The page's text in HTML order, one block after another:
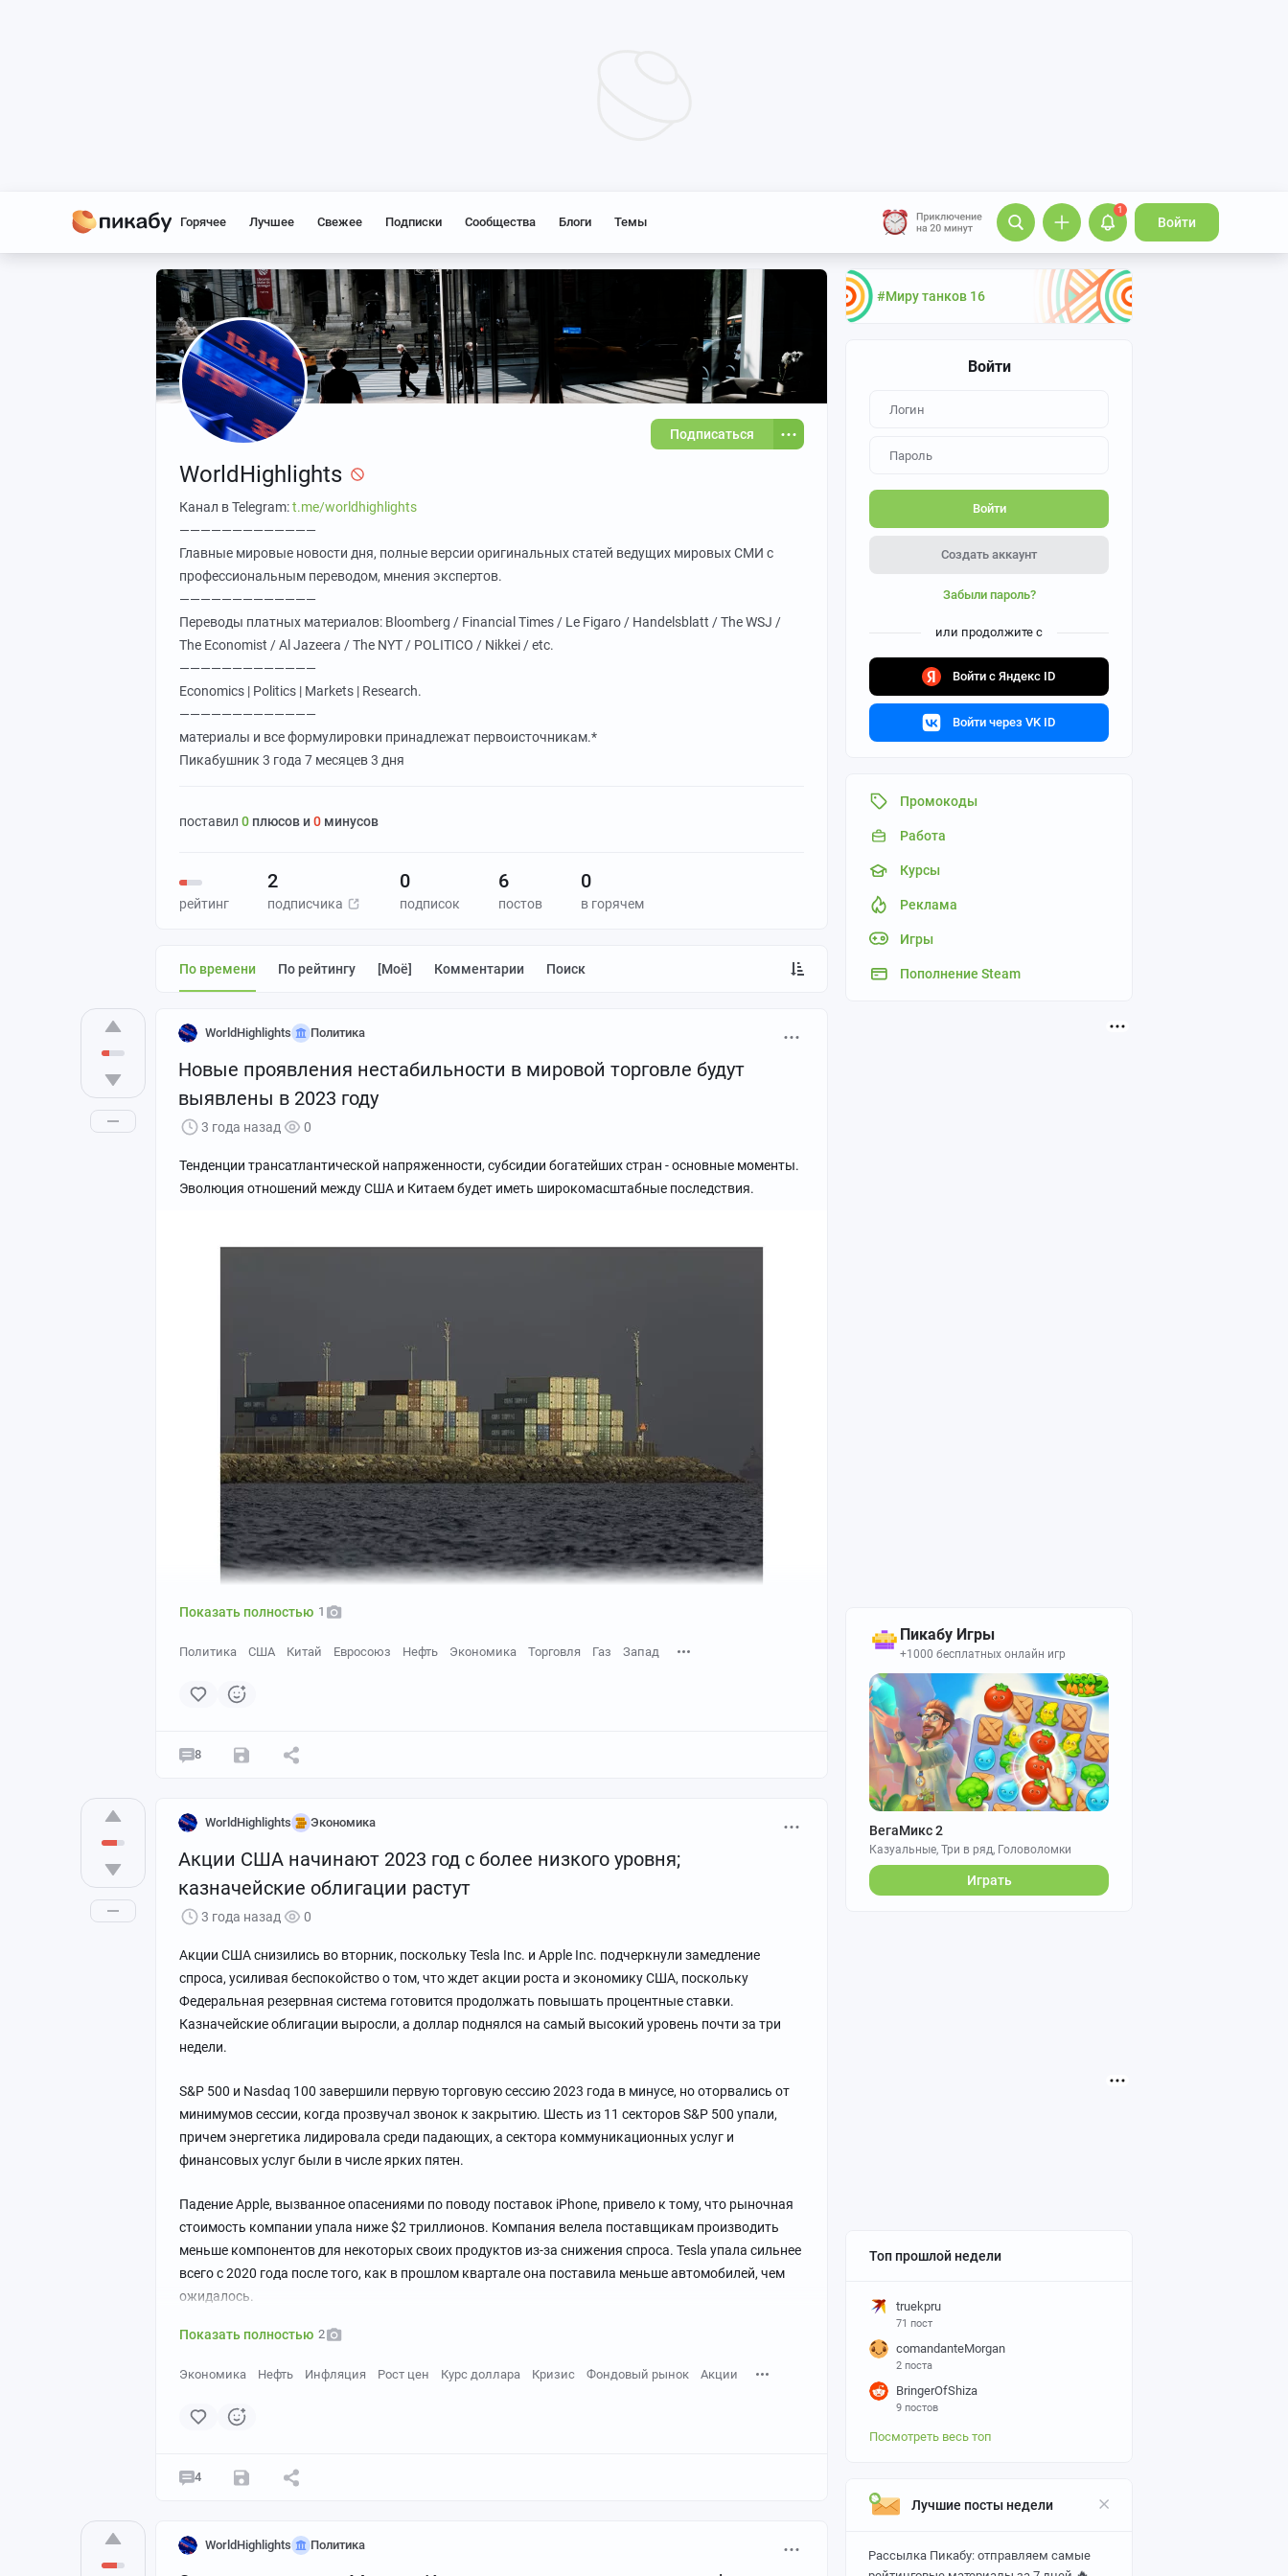
Горячее Лучшее Свежее Подписки Сообщества Блоги Темы
1
Войти
#Миру танков 16
Войти
Войти
Создать аккаунт
Забыли пароль?
или продолжите с
Войти с Яндекс ID
Войти через VK ID
Промокоды
Работа
Курсы
Реклама
Игры
Пополнение Steam
Пикабу Игры
+1000 бесплатных онлайн игр
ВегаМикс 2
Казуальные, Три в ряд, Головоломки
Играть
Топ прошлой недели
truekpru
71 пост
comandanteMorgan
2 поста
BringerOfShiza
9 постов
Посмотреть весь топ
Лучшие посты недели
Рассылка Пикабу: отправляем самые
WorldHighlights
Подписаться
Канал в Telegram:t.me/worldhighlights
—————————————
Главные мировые новости дня, полные версии оригинальных статей ведущих мировых СМИ с
профессиональным переводом, мнения экспертов.
—————————————
Переводы платных материалов: Bloomberg / Financial Times / Le Figaro / Handelsblatt / The WSJ /
The Economist / Al Jazeera / The NYT / POLITICO / Nikkei / etc.
—————————————
Economics | Politics | Markets | Research.
—————————————
материалы и все формулировки принадлежат первоисточникам.*
Пикабушник 3 года 7 месяцев 3 дня
поставил 0 плюсов и0 минусов
рейтинг
2
подписчика
0
подписок
6
постов
0
в горячем
По времени По рейтингу [моё] Комментарии Поиск
WorldHighlights Политика
Новые проявления нестабильности в мировой торговле будут
выявлены в 2023 году
3 года назад 0
Тенденции трансатлантической напряженности, субсидии богатейших стран - основные моменты.
Эволюция отношений между США и Китаем будет иметь широкомасштабные последствия.
поставок, столкнув контейнеровоз длиной 400 метров на глинистый берег Суэцкого канала.
торговли не так стабильна, как мы думали.
разрыв в торговых отношениях между США и Китаем еще раз подтвердили мысль о том, что миру
нужны более устойчивые торговые связи.
В этом году, когда потрясения в цепочках поставок начнут рассеиваться, следующая уязвимость
покажет, насколько устарела глобальная торговая система в эпоху, когда крупнейшие страны
Вот пять способов, с помощью которых глобальная торговля изменится в 2023 году:
Торговая война Байдена
отношении Китая таким образом, что это будет иметь широкомасштабные последствия для
мировой экономики.
Байден продолжил торговую войну своего предшественника, когда он ввел экспортные
торговлю, и сохранил тарифы на сотни миллиардов долларов китайского экспорта.
Трансатлантическая напряженность
Важнейший вопрос наступающего года - сможет ли Байден убедить ключевые экономики,
Германия и Франция - по-прежнему скептически относятся к китайской стратегии Байдена и
снижении инфляции и "Закон о чипах и науке".
стратегического видения США в Азиатско-Тихоокеанском регионе и для стабильности
Глобальная война субсидий
Показать полностью 1
Политика США Китай Евросоюз Нефть Экономика Торговля Газ Запад
8
WorldHighlights Экономика
Акции США начинают 2023 год с более низкого уровня;
казначейские облигации растут
3 года назад 0
Акции США снизились во вторник, поскольку Tesla Inc. и Apple Inc. подчеркнули замедление
спроса, усиливая беспокойство о том, что ждет акции роста и экономику США, поскольку
Федеральная резервная система готовится продолжать повышать процентные ставки.
Казначейские облигации выросли, а доллар поднялся на самый высокий уровень почти за три
недели.
S&P 500 и Nasdaq 100 завершили первую торговую сессию 2023 года в минусе, но оторвались от
минимумов сессии, когда прозвучал звонок к закрытию. Шесть из 11 секторов S&P 500 упали,
причем энергетика лидировала среди падающих, а сектора коммуникационных услуг и
финансовых услуг были в числе ярких пятен.
Падение Apple, вызванное опасениями по поводу поставок iPhone, привело к тому, что рыночная
стоимость компании упала ниже $2 триллионов. Компания велела поставщикам производить
меньше компонентов для некоторых своих продуктов из-за снижения спроса. Tesla упала сильнее
всего с 2020 года после того, как в прошлом квартале она поставила меньше автомобилей, чем
ожидалось.
Показать полностью 2
Экономика Нефть Инфляция Рост цен Курс доллара Кризис Фондовый рынок Акции
4
WorldHighlights Политика